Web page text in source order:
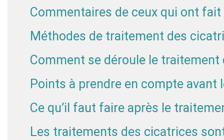
Commentaires de ceux qui ont
Méthodes de traitement des
Comment se déroule le traitement
Points à prendre en compte
Ce qu’il faut faire après le
Les traitements des cicatrices